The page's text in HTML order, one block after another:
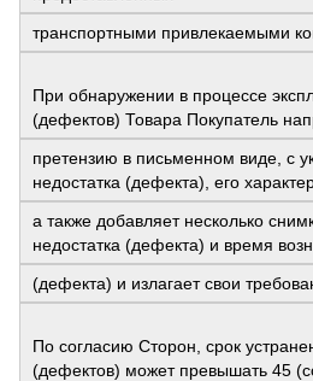
транспортными привлекаемыми
При обнаружении в процессе
(дефектов) Товара Покупатель
претензию в письменном виде, с
недостатка (дефекта), его
а также добавляет несколько
недостатка (дефекта) и время
(дефекта) и излагает свои
По согласию Сторон, срок
(дефектов) может превышать 45